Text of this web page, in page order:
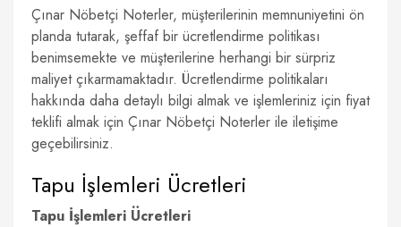
Çınar Nöbetçi Noterler, müşterilerinin memnuniyetini ön
planda tutarak, şeffaf bir ücretlendirme politikası
benimsemekte ve müşterilerine herhangi bir sürpriz
maliyet çıkarmamaktadır. Ücretlendirme politikaları
hakkında daha detaylı bilgi almak ve işlemleriniz için fiyat
teklifi almak için Çınar Nöbetçi Noterler ile iletişime
geçebilirsiniz.
Tapu İşlemleri Ücretleri
Tapu İşlemleri Ücretleri